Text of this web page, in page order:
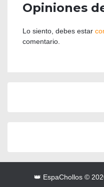
Opiniones
Lo siento, debes estar
comentario.
👑 EspaChollos ©